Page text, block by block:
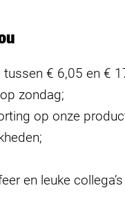
€ 6,05 en €
zondag;
op onze
en leuke